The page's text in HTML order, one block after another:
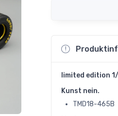
limited edition
Kunst nein.
TMD18-465B